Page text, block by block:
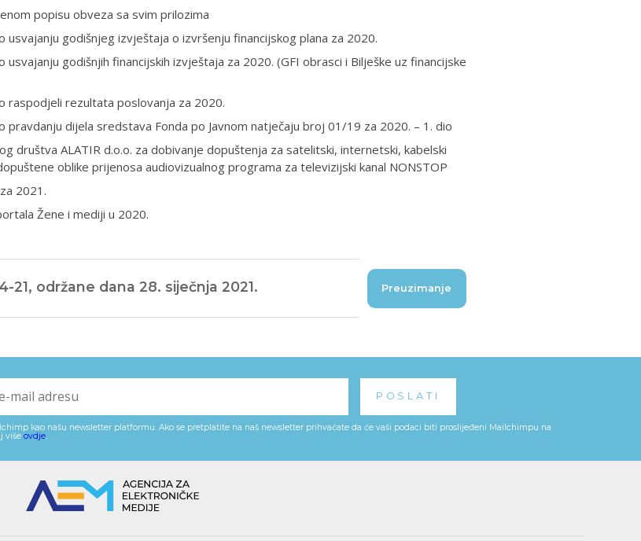
popisu obveza sa svim prilozima
usvajanju godišnjeg izvještaja o izvršenju financijskog plana za 2020.
usvajanju godišnjih financijskih izvještaja za 2020. (GFI obrasci i Bilješke uz financijske
raspodjeli rezultata poslovanja za 2020.
pravdanju dijela sredstava Fonda po Javnom natječaju broj 01/19 za 2020. – 1. dio
društva ALATIR d.o.o. za dobivanje dopuštenja za satelitski, internetski, kabelski
oblike prijenosa audiovizualnog programa za televizijski kanal NONSTOP
2021.
Žene i mediji u 2020.
21, održane dana 28. siječnja 2021. Preuzimanje
kao našu newsletter platformu. Ako se pretplatite na naš newsletter prihvaćate da će vaši podaci biti proslijeđeni Mailchimpu na
više ovdje.